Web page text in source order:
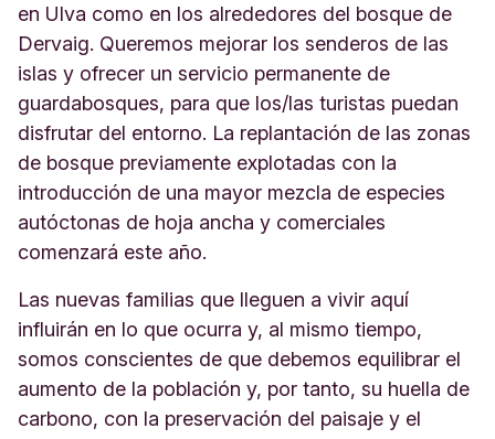
en Ulva como en los alrededores del bosque de
Dervaig. Queremos mejorar los senderos de las
islas y ofrecer un servicio permanente de
guardabosques, para que los/las turistas puedan
disfrutar del entorno. La replantación de las zonas
de bosque previamente explotadas con la
introducción de una mayor mezcla de especies
autóctonas de hoja ancha y comerciales
comenzará este año.
Las nuevas familias que lleguen a vivir aquí
influirán en lo que ocurra y, al mismo tiempo,
somos conscientes de que debemos equilibrar el
aumento de la población y, por tanto, su huella de
carbono, con la preservación del paisaje y el